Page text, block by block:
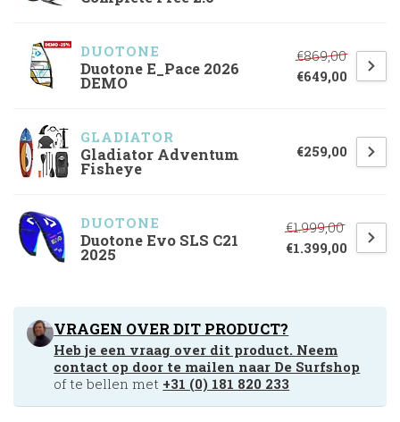
DUOTONE
Duotone E_Pace 2026
DEMO
€869,00
€649,00
GLADIATOR
Gladiator Adventum
Fisheye
€259,00
DUOTONE
Duotone Evo SLS C21
2025
€1.999,00
€1.399,00
VRAGEN OVER DIT PRODUCT?
Heb je een vraag over dit product. Neem
contact op door te mailen naar De Surfshop
of te bellen met +31 (0) 181 820 233